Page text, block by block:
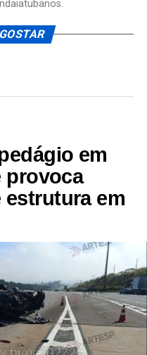
em
provoca
estrutura em